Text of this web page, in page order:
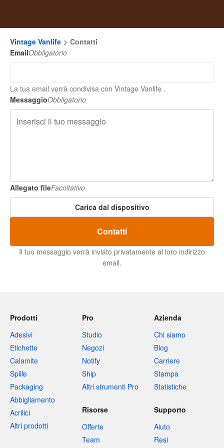
Vintage Vanlife
Contatti
EmailObbligatorio
La tua email verrà condivisa con Vintage Vanlife .
MessaggioObbligatorio
Allegato fileFacoltativo
Carica dal dispositivo
Contatti
Il tuo messaggio verrà inviato privatamente al loro indirizzo
email.
Prodotti
Adesivi
Etichette
Calamite
Spille
Packaging
Abbigliamento
Acrilici
Altri prodotti
Pro
Studio
Negozi
Notify
Ship
Altri strumenti Pro
Azienda
Chi siamo
Blog
Carriere
Stampa
Statistiche
Risorse
Offerte
Team
Supporto
Aiuto
Resi